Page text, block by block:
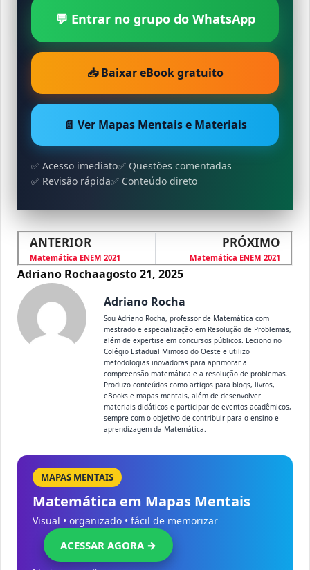
💬 Entrar no grupo do WhatsApp
📥 Baixar eBook gratuito
📄 Ver Mapas Mentais e Materiais
✅ Acesso imediato✅ Questões comentadas
✅ Revisão rápida✅ Conteúdo direto
ANTERIOR
Matemática ENEM 2021
PRÓXIMO
Matemática ENEM 2021
Adriano Rochaagosto 21, 2025
Adriano Rocha
Sou Adriano Rocha, professor de Matemática com
mestrado e especialização em Resolução de Problemas,
além de expertise em concursos públicos. Leciono no
Colégio Estadual Mimoso do Oeste e utilizo
metodologias inovadoras para aprimorar a
compreensão matemática e a resolução de problemas.
Produzo conteúdos como artigos para blogs, livros,
eBooks e mapas mentais, além de desenvolver
materiais didáticos e participar de eventos acadêmicos,
sempre com o objetivo de contribuir para o ensino e
aprendizagem da Matemática.
MAPAS MENTAIS
Matemática em Mapas Mentais
Visual • organizado • fácil de memorizar
ACESSAR AGORA →